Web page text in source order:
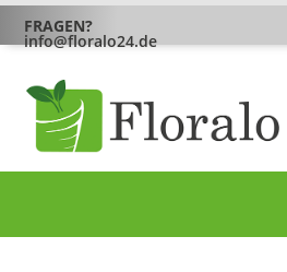
FRAGEN?
info@floralo24.de